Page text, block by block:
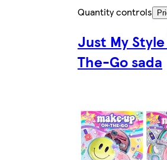
Quantity controls
Just My
The-Go sada